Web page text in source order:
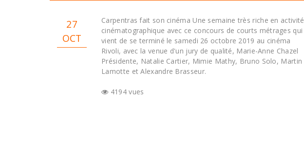
27
OCT
Carpentras fait son cinéma Une semaine très riche en activité
cinématographique avec ce concours de courts métrages qui
vient de se terminé le samedi 26 octobre 2019 au cinéma
Rivoli, avec la venue d'un jury de qualité, Marie-Anne Chazel
Présidente, Natalie Cartier, Mimie Mathy, Bruno Solo, Martin
Lamotte et Alexandre Brasseur.
4194 vues